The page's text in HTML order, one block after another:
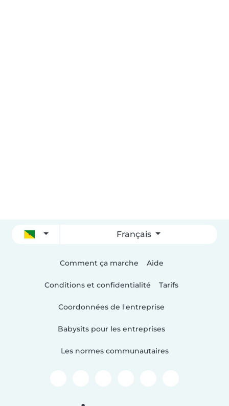
Français
Comment ça marche Aide
Conditions et confidentialité Tarifs
Coordonnées de l'entreprise
Babysits pour les entreprises
Les normes communautaires